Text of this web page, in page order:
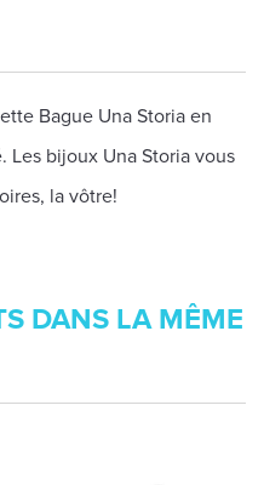
Bague Una Storia en
Les bijoux Una Storia vous
la vôtre!
DANS LA MÊME